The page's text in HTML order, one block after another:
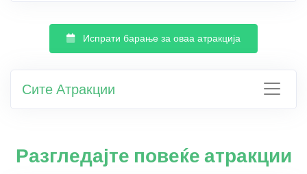
Испрати барање за оваа атракција
Сите Атракции
Разгледајте повеќе атракции